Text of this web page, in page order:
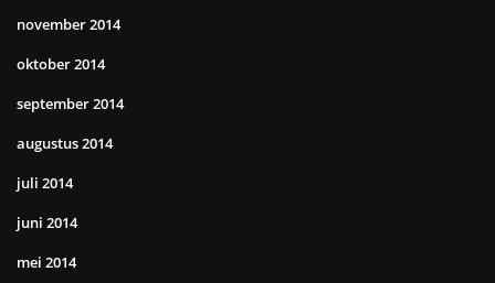
november 2014
oktober 2014
september 2014
augustus 2014
juli 2014
juni 2014
mei 2014